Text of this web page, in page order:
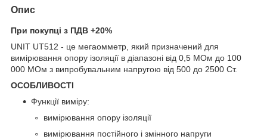
Опис
При покупці з ПДВ +20%
UNIT UT512 - це мегаомметр, який призначений для
вимірювання опору ізоляції в діапазоні від 0,5 МОм до 100
000 МОм з випробувальним напругою від 500 до 2500 Ст.
ОСОБЛИВОСТІ
Функції виміру:
вимірювання опору ізоляції
вимірювання постійного і змінного напруги